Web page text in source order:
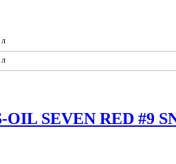
л
л
OIL SEVEN RED #9